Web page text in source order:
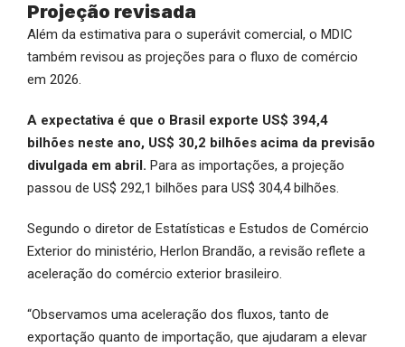
Projeção revisada
Além da estimativa para o superávit comercial, o MDIC
também revisou as projeções para o fluxo de comércio
em 2026.
A expectativa é que o Brasil exporte US$ 394,4
bilhões neste ano, US$ 30,2 bilhões acima da previsão
divulgada em abril. Para as importações, a projeção
passou de US$ 292,1 bilhões para US$ 304,4 bilhões.
Segundo o diretor de Estatísticas e Estudos de Comércio
Exterior do ministério, Herlon Brandão, a revisão reflete a
aceleração do comércio exterior brasileiro.
“Observamos uma aceleração dos fluxos, tanto de
exportação quanto de importação, que ajudaram a elevar